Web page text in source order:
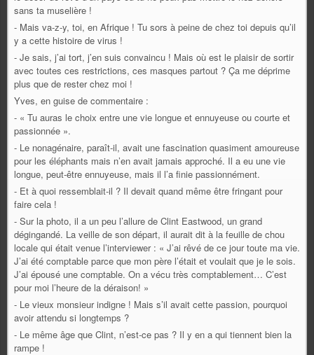
sans ta muselière !
- Mais va-z-y, toi, en Afrique ! Tu sors à peine de chez toi depuis qu’il
y a cette histoire de virus !
- Je sais, j’ai tort, j’en suis convaincu ! Mais où est le plaisir de sortir
avec toutes ces restrictions, ces masques partout ? Ça me déprime
plus que de rester chez moi !
Yves, en guise de commentaire :
- « Tu auras le choix entre une vie longue et ennuyeuse ou courte et
passionnée ».
- Le nonagénaire, paraît-il, avait une fascination quasiment amoureuse
pour les éléphants mais n’en avait jamais approché. Il a eu une vie
longue, peut-être ennuyeuse, mais il l’a finie passionnément.
- Et à quoi ressemblait-il ? Il devait quand même être fringant pour
faire cela !
- Sur la photo, il a un peu l’allure de Clint Eastwood, un grand
dégingandé. La veille de son départ, il aurait dit à la feuille de chou
locale qui était venue l’interviewer : « J’ai rêvé de ce jour toute ma vie.
J’ai été comptable parce que mon père l’était et voulait que je le sois.
J’ai épousé une comptable. On a vécu très comptablement… C’est
pour moi l’heure de la déraison! »
- Le vieux monsieur indigne ! Mais s’il avait cette passion, pourquoi
avoir attendu si longtemps ?
- Le même âge que Clint, n’est-ce pas ? Il y en a qui tiennent bien la
rampe !